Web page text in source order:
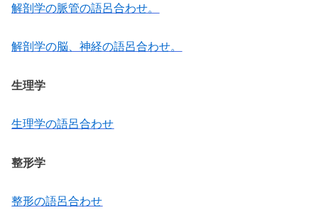
解剖学の脈管の語呂合わせ。
解剖学の脳、神経の語呂合わせ。
生理学
生理学の語呂合わせ
整形学
整形の語呂合わせ